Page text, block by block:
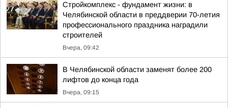
Стройкомплекс - фундамент жизни: в
Челябинской области в преддверии 70-летия
профессионального праздника наградили
строителей
Вчера, 09:42
В Челябинской области заменят более 200
лифтов до конца года
Вчера, 09:15